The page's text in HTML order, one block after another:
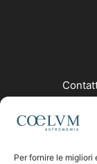
Per fornire le